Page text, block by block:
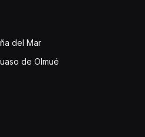
del Mar
de Olmué